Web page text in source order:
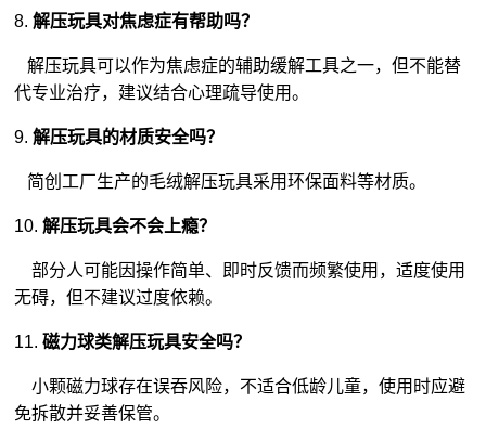
8.解压玩具对焦虑症有帮助吗？
解压玩具可以作为焦虑症的辅助缓解工具之一，但不能替
代专业治疗，建议结合心理疏导使用。
9.解压玩具的材质安全吗？
简创工厂生产的毛绒解压玩具采用环保面料等材质。
10.解压玩具会不会上瘾？
部分人可能因操作简单、即时反馈而频繁使用，适度使用
无碍，但不建议过度依赖。
11.磁力球类解压玩具安全吗？
小颗磁力球存在误吞风险，不适合低龄儿童，使用时应避
免拆散并妥善保管。